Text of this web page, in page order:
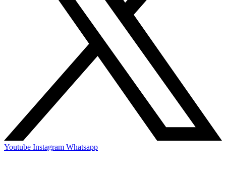
Youtube Instagram Whatsapp